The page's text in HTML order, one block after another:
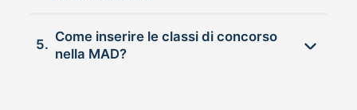
5.
Come inserire le classi di concorso
nella MAD?